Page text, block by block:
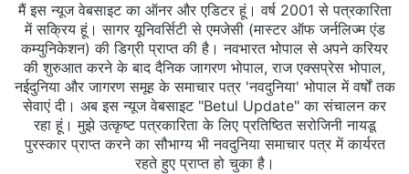
मैं इस न्यूज वेबसाइट का ऑनर और एडिटर हूं। वर्ष 2001 से पत्रकारिता
में सक्रिय हूं। सागर यूनिवर्सिटी से एमजेसी (मास्टर ऑफ जर्नलिज्म एंड
कम्युनिकेशन) की डिग्री प्राप्त की है। नवभारत भोपाल से अपने करियर
की शुरुआत करने के बाद दैनिक जागरण भोपाल, राज एक्सप्रेस भोपाल,
नईदुनिया और जागरण समूह के समाचार पत्र 'नवदुनिया' भोपाल में वर्षों तक
सेवाएं दी। अब इस न्यूज वेबसाइट "Betul Update" का संचालन कर
रहा हूं। मुझे उत्कृष्ट पत्रकारिता के लिए प्रतिष्ठित सरोजिनी नायडू
पुरस्कार प्राप्त करने का सौभाग्य भी नवदुनिया समाचार पत्र में कार्यरत
रहते हुए प्राप्त हो चुका है।